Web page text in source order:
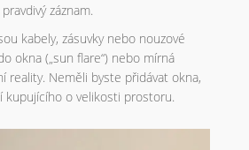
záznam.
kabely, zásuvky nebo nouzové
okna („sun flare“) nebo mírná
Neměli byste přidávat okna,
o velikosti prostoru.